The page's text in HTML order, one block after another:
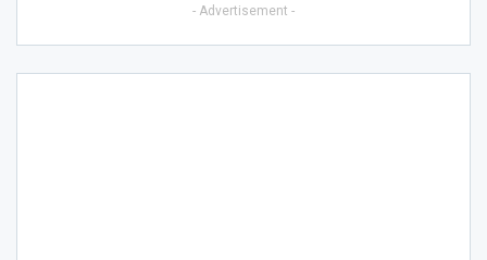
- Advertisement -